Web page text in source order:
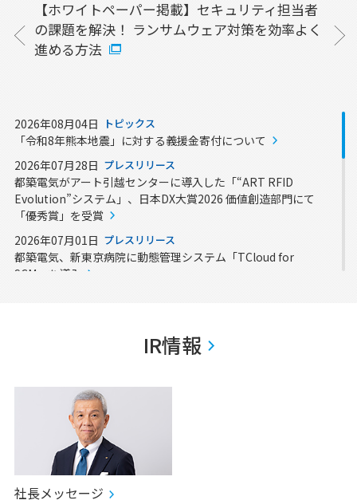
【ホワイトペーパー掲載】セキュリティ担当者
の課題を解決！ ランサムウェア対策を効率よく
進める方法
2026年08月04日 トピックス
「令和8年熊本地震」に対する義援金寄付について
2026年07月28日 プレスリリース
都築電気がアート引越センターに導入した「“ART RFID
Evolution”システム」、日本DX大賞2026 価値創造部門にて
「優秀賞」を受賞
2026年07月01日 プレスリリース
都築電気、新東京病院に動態管理システム「TCloud for
SCM」を導入
プレスリリース
for Voice」を導入
2026年05月29日 プレスリリース
都築電気、「ジャフコSV8ファンド」への出資を決定
2026年05月26日 プレスリリース
都築電気、企業版ふるさと納税を通して「北海道大樹町 スペ
ースポートプロジェクト」への支援を実施
IR情報
社長メッセージ